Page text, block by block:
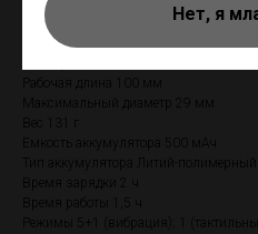
Нет, я
процедур обязательно проверьте
капельки воды - просушить.
Материал Жидкий силикон
Рабочая длина 100 мм
Максимальный диаметр 29 мм
Вес 131 г
Емкость аккумулятора 500 мАч
Тип аккумулятора Литий-полимерный
Время зарядки 2 ч
Время работы 1,5 ч
Режимы 5+1 (вибрация); 1